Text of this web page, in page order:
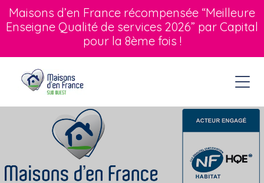
Maisons d’en France récompensée “Meilleure
Enseigne Qualité de services 2026” par Capital
pour la 8ème fois !